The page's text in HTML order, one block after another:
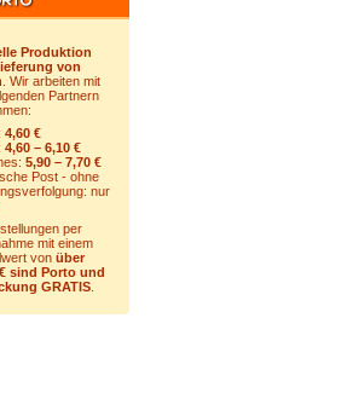
Produktion
von
. Wir arbeiten mit
Partnern
4,60 €
4,60 – 6,10 €
5,90 – 7,70 €
Post - ohne
nur
per
mit einem
von über
sind Porto und
GRATIS.